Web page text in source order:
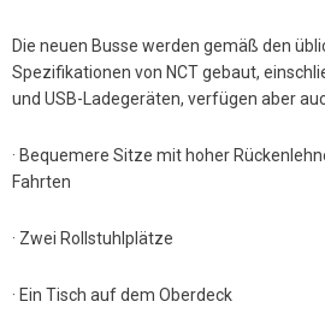
Die neuen Busse werden gemäß den
Spezifikationen von NCT gebaut,
und USB-Ladegeräten, verfügen aber
· Bequemere Sitze mit hoher
Fahrten
· Zwei Rollstuhlplätze
· Ein Tisch auf dem Oberdeck